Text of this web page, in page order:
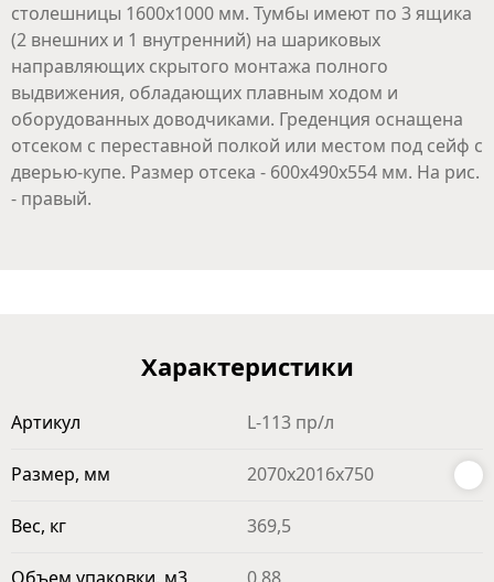
столешницы 1600х1000 мм. Тумбы имеют по 3 ящика
(2 внешних и 1 внутренний) на шариковых
направляющих скрытого монтажа полного
выдвижения, обладающих плавным ходом и
оборудованных доводчиками. Греденция оснащена
отсеком с переставной полкой или местом под сейф с
дверью-купе. Размер отсека - 600х490х554 мм. На рис.
- правый.
Характеристики
Артикул L-113 пр/л
Размер, мм 2070х2016х750
Вес, кг 369,5